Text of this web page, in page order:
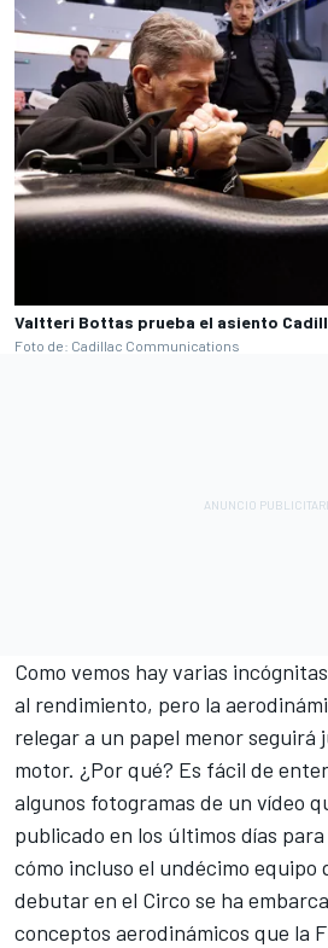
Valtteri Bottas prueba el asiento
Foto de: Cadillac Communications
Como vemos hay varias
al rendimiento, pero la
relegar a un papel menor seguirá
motor. ¿Por qué? Es fácil de
algunos fotogramas de un vídeo
publicado en los últimos días
cómo incluso el undécimo equipo
debutar en el Circo se ha
conceptos aerodinámicos que la